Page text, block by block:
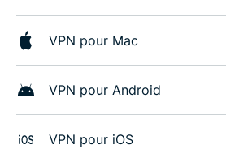
VPN pour Mac
VPN pour Android
VPN pour iOS